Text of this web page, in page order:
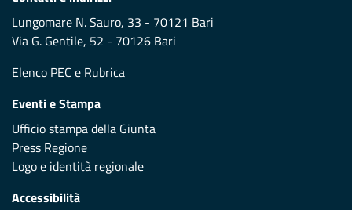
Lungomare N. Sauro, 33 - 70121 Bari
Via G. Gentile, 52 - 70126 Bari
Elenco PEC e Rubrica
Eventi e Stampa
Ufficio stampa della Giunta
Press Regione
Logo e identità regionale
Accessibilità